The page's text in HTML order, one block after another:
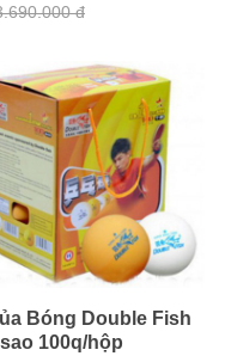
đ
Bóng Double Fish
100q/hộp